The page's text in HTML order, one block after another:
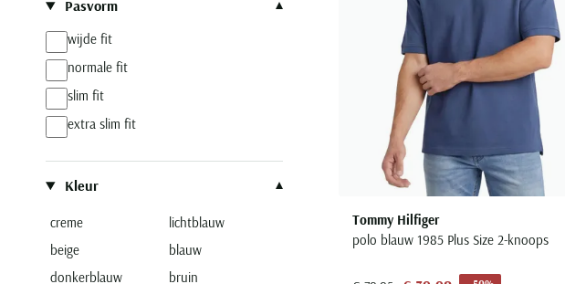
Pasvorm
wijde fit
normale fit
slim fit
extra slim fit
Kleur
creme
lichtblauw
beige
blauw
donkerblauw
bruin
Tommy Hilfiger
polo blauw 1985 Plus Size 2-knoops